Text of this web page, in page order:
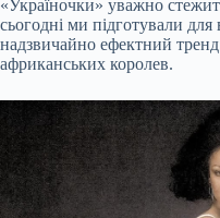
«Україночки» уважно
сьогодні ми підготували
надзвичайно ефектний
африканських королев.